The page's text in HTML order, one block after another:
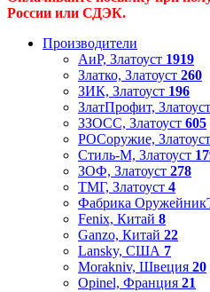
России или СДЭК.
Производители
АиР, Златоуст 1919
Златко, Златоуст 260
ЗИК, Златоуст 196
ЗлатПрофит, Златоуст
ЗЗОСС, Златоуст 605
РОСоружие, Златоуст
Стиль-М, Златоуст
ЗОФ, Златоуст 278
ТМГ, Златоуст 4
Фабрика
Fenix, Китай 8
Ganzo, Китай 22
Lansky, США 7
Morakniv, Швеция 20
Opinel, Франция 21